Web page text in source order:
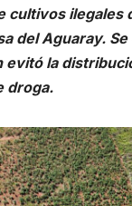
cultivos ilegales
del Aguaray.
la
droga.